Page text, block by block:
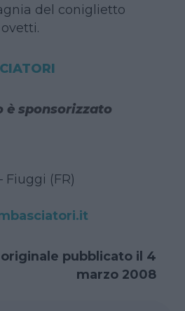
del coniglietto
è sponsorizzato
Fiuggi (FR)
pubblicato il 4
marzo 2008